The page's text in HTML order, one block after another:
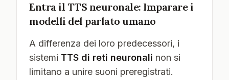
Entra il TTS neuronale: Imparare i
modelli del parlato umano
A differenza dei loro predecessori, i
sistemi TTS di reti neuronali non si
limitano a unire suoni preregistrati.